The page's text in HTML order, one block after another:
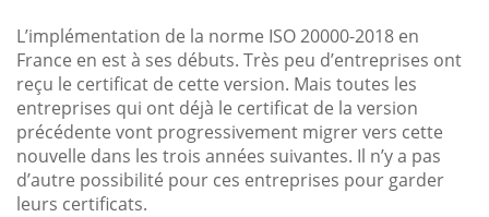
L’implémentation de la norme ISO 20000-2018 en
France en est à ses débuts. Très peu d’entreprises ont
reçu le certificat de cette version. Mais toutes les
entreprises qui ont déjà le certificat de la version
précédente vont progressivement migrer vers cette
nouvelle dans les trois années suivantes. Il n’y a pas
d’autre possibilité pour ces entreprises pour garder
leurs certificats.